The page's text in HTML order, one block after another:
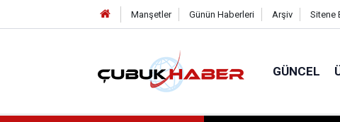
Manşetler Günün Haberleri Arşiv Sitene
GÜNCEL